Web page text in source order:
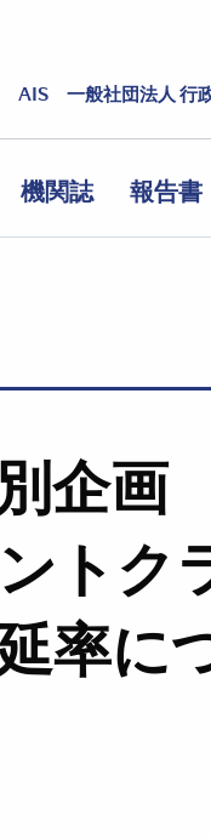
AIS 一般社団法人 行
機関誌 報告書
企画
ト
率